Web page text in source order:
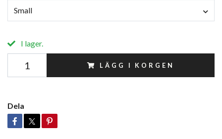
Small
I lager.
LÄGG I KORGEN
Dela